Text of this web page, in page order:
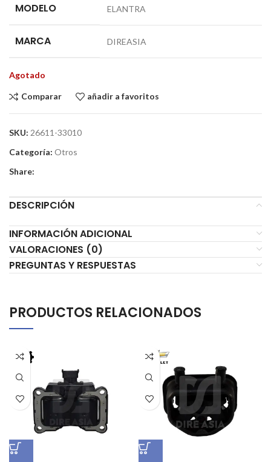
MODELO ELANTRA
MARCA DIREASIA
Agotado
Comparar añadir a favoritos
SKU: 26611-33010
Categoría: Otros
Share:
DESCRIPCIÓN
INFORMACIÓN ADICIONAL
VALORACIONES (0)
PREGUNTAS Y RESPUESTAS
PRODUCTOS RELACIONADOS